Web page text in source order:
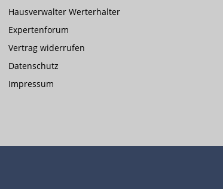
Hausverwalter Werterhalter
Expertenforum
Vertrag widerrufen
Datenschutz
Impressum